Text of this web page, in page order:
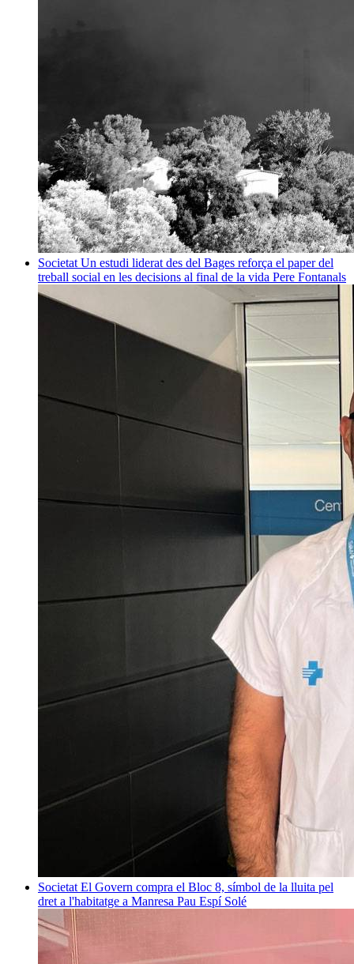
Societat Un estudi liderat des del Bages reforça el paper del
treball social en les decisions al final de la vida Pere Fontanals
Societat El Govern compra el Bloc 8, símbol de la lluita pel
dret a l'habitatge a Manresa Pau Espí Solé